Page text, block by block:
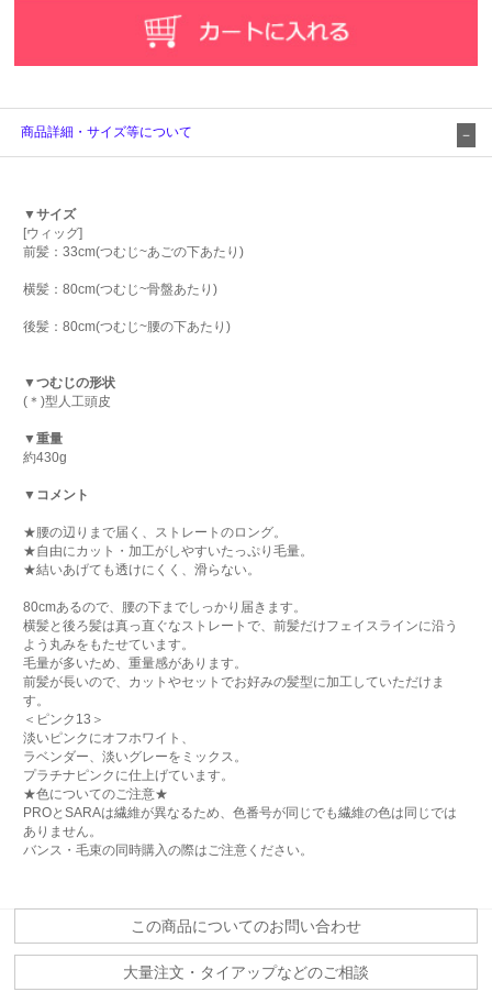
商品詳細・サイズ等について
▼サイズ
[ウィッグ]
前髪：33cm(つむじ~あごの下あたり)
横髪：80cm(つむじ~骨盤あたり)
後髪：80cm(つむじ~腰の下あたり)
▼つむじの形状
(＊)型人工頭皮
▼重量
約430g
▼コメント
★腰の辺りまで届く、ストレートのロング。
★自由にカット・加工がしやすいたっぷり毛量。
★結いあげても透けにくく、滑らない。
80cmあるので、腰の下までしっかり届きます。
横髪と後ろ髪は真っ直ぐなストレートで、前髪だけフェイスラインに沿う
よう丸みをもたせています。
毛量が多いため、重量感があります。
前髪が長いので、カットやセットでお好みの髪型に加工していただけま
す。
＜ピンク13＞
淡いピンクにオフホワイト、
ラベンダー、淡いグレーをミックス。
プラチナピンクに仕上げています。
★色についてのご注意★
PROとSARAは繊維が異なるため、色番号が同じでも繊維の色は同じでは
ありません。
バンス・毛束の同時購入の際はご注意ください。
この商品についてのお問い合わせ
大量注文・タイアップなどのご相談